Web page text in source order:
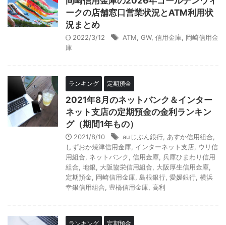
ークの店舗窓口営業状況とATM利用状
況まとめ
2022/3/12 ATM GW, 信用金庫 岡崎信用金
庫
ランキング 定期預金
2021年8月のネットバンク＆インター
ネット支店の定期預金の金利ランキン
グ（期間1年もの）
2021/8/10 auじぶん銀行 あすか信用組合
しずおか焼津信用金庫 インターネット支店 ウリ信
用組合
ネットバンク 信用金庫 兵庫ひまわり信用
組合 地銀 大阪協栄信用組合 大阪厚生信用金庫
定期預金
岡崎信用金庫 島根銀行 愛媛銀行 横浜
幸銀信用組合
豊橋信用金庫 高利
ランキング 定期預金